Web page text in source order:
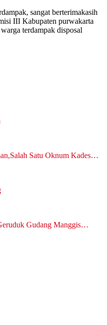
sangat berterimakasih
III Kabupaten purwakarta
terdampak disposal
Satu Oknum Kades…
Gudang Manggis…